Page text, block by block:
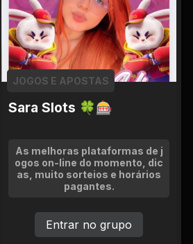
Sara Slots 🍀🎰
JOGOS E APOSTAS
As melhoras plataformas de j
ogos on-line do momento, dic
as, muito sorteios e horários
pagantes.
Entrar no grupo